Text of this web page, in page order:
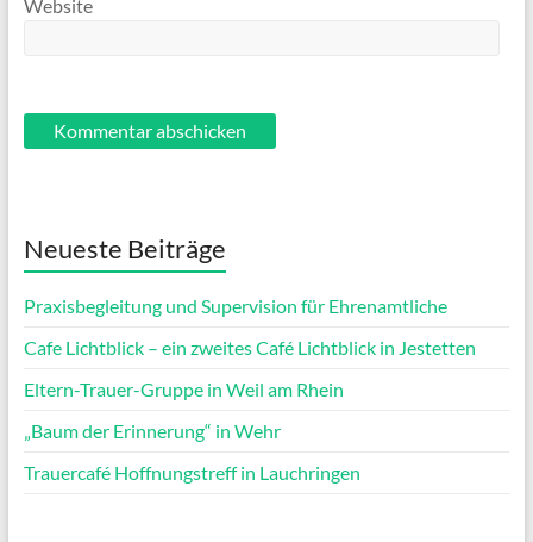
Website
Neueste Beiträge
Praxisbegleitung und Supervision für Ehrenamtliche
Cafe Lichtblick – ein zweites Café Lichtblick in Jestetten
Eltern-Trauer-Gruppe in Weil am Rhein
„Baum der Erinnerung“ in Wehr
Trauercafé Hoffnungstreff in Lauchringen